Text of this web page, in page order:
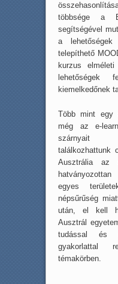
többsége a
segítségével
a lehetőségek
telepíthető
kurzus
lehetőségek
kiemelkedőnek
Több mint egy
még az e-
szárnyait
találkozhattunk
Ausztrália az
egyes
népsűrűség
után, el kell
Ausztrál
tudással és
gyakorlattal
témakörben.